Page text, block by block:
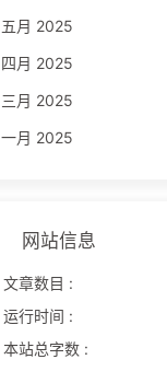
五月 2025
四月 2025
三月 2025
一月 2025
网站信息
文章数目 :
运行时间 :
本站总字数 :